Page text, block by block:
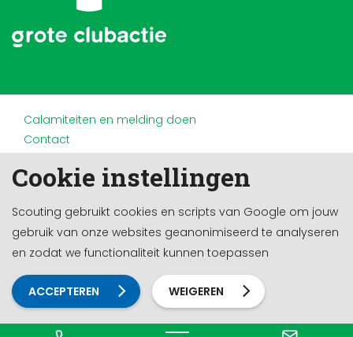
Cookie instellingen
Scouting gebruikt cookies en scripts van Google om jouw
gebruik van onze websites geanonimiseerd te analyseren
en zodat we functionaliteit kunnen toepassen
ACCEPTEREN WEIGEREN
Calamiteiten en melding doen
Contact
Doneren en nalaten
Privacy
Werken bij
Cookie-instellingen
Ontwikkeld door a&m impact